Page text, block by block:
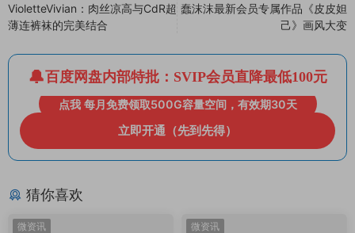
VioletteVivian：肉丝凉高与CdR超
薄连裤袜的完美结合
蠢沫沫最新会员专属作品《皮皮妲
己》画风大变
百度网盘内部特批：SVIP会员直降最低100元
点我 每月免费领取500G容量空间，有效期30天
立即开通（先到先得）
猜你喜欢
微资讯 微资讯